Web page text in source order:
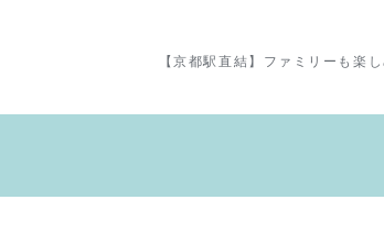
【京都駅直結】ファミリーも楽